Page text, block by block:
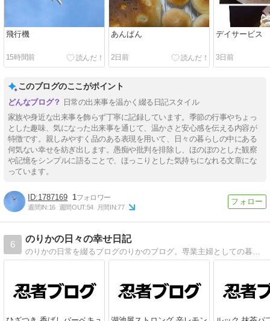
飛行機
15時間前
あんぱん
2日前
デイサービス
3日前
このブログのここがポイント
日常の出来事を温かく綴る日記スタイル
家族や身近な出来事を飾らず丁寧に記録しています。季節の行事やちょっ
とした趣味、気になった出来事を通じて、温かさと安心感を伝える内容が
特徴です。親しみやすく品のある表現を用いて、日々の暮らしの中にある
何気ない幸せを紡ぎ出します。愚痴や批判を排除し、ほのぼのとした観察
や記憶をシンプルに語ることで、ほっこりとした気持ちになれる文章にな
っています。
1787169 1
週間IN:16 週間OUT:54 月間IN:77
6
のりかの日々の幸せ日記
のりかの日常を綴るブログのりかのブログ。専業主婦としての暮らしや子育て、料理、インテリアなど、さまざまなテーマを取り上げています。実用的な情報やアイデア、時には笑いと感動も詰まったコンテンツをお届けします。のりかと一緒に日々を楽しく過ごして